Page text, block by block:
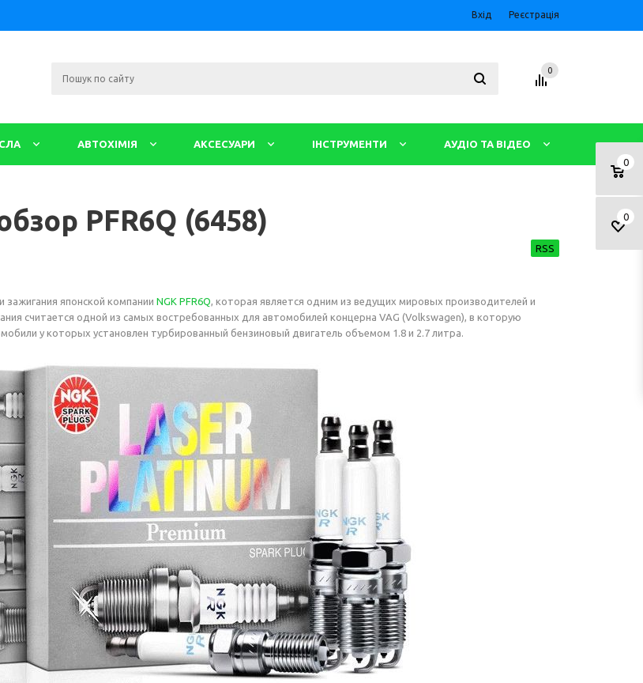
Вхід Реєстрація
0
0
0
АВТОХІМІЯ АКСЕСУАРИ ІНСТРУМЕНТИ АУДІО ТА ВІДЕО
PFR6Q (6458)
RSS
японской компании NGK PFR6Q, которая является одним из ведущих мировых производителей и
считается одной из самых востребованных для автомобилей концерна VAG (Volkswagen), в которую
у которых установлен турбированный бензиновый двигатель объемом 1.8 и 2.7 литра.